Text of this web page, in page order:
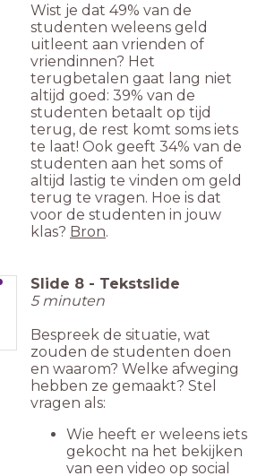
Wist je dat 49% van de
studenten weleens geld
uitleent aan vrienden of
vriendinnen? Het
terugbetalen gaat lang niet
altijd goed: 39% van de
studenten betaalt op tijd
terug, de rest komt soms iets
te laat! Ook geeft 34% van de
studenten aan het soms of
altijd lastig te vinden om geld
terug te vragen. Hoe is dat
voor de studenten in jouw
klas? Bron.
Slide 8 - Tekstslide
5 minuten
Bespreek de situatie, wat
zouden de studenten doen
en waarom? Welke afweging
hebben ze gemaakt? Stel
vragen als:
Wie heeft er weleens iets
gekocht na het bekijken
van een video op social